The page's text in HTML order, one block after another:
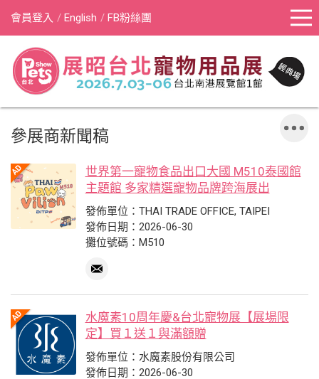
會員登入 English FB粉絲團
參展商新聞稿
世界第一寵物食品出口大國 M510泰國館
主題館 多家精選寵物品牌跨海展出
發佈單位：THAI TRADE OFFICE, TAIPEI
發佈日期：2026-06-30
攤位號碼：M510
水魔素10周年慶&台北寵物展【展場限
定】買１送１與滿額贈
發佈單位：水魔素股份有限公司
發佈日期：2026-06-30